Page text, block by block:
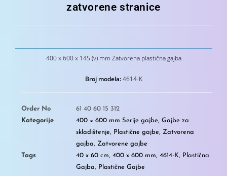
zatvorene stranice
400 x 600 x 145 (v) mm Zatvorena plastična gajba
Broj modela:4614-K
Order No
61 40 60 15 312
Kategorije
400 × 600 mm Serije gajbe, Gajbe za
skladištenje, Plastične gajbe, Zatvorena
gajba, Zatvorene gajbe
Tags
40 x 60 cm, 400 x 600 mm, 4614-K, Plastična
Gajba, Plastične Gajbe